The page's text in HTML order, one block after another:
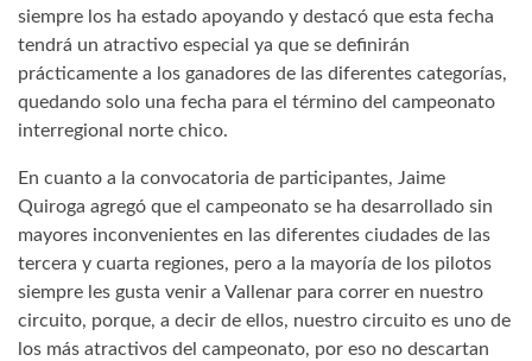
siempre los ha estado apoyando y destacó que esta fecha
tendrá un atractivo especial ya que se definirán
prácticamente a los ganadores de las diferentes categorías,
quedando solo una fecha para el término del campeonato
interregional norte chico.
En cuanto a la convocatoria de participantes, Jaime
Quiroga agregó que el campeonato se ha desarrollado sin
mayores inconvenientes en las diferentes ciudades de las
tercera y cuarta regiones, pero a la mayoría de los pilotos
siempre les gusta venir a Vallenar para correr en nuestro
circuito, porque, a decir de ellos, nuestro circuito es uno de
los más atractivos del campeonato, por eso no descartan